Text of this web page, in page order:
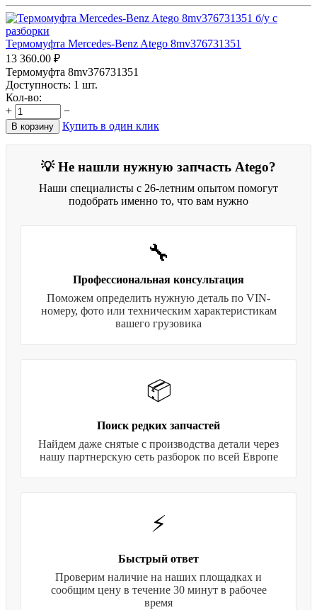
Термомуфта Mercedes-Benz Atego 8mv376731351
13 360.00 ₽
Термомуфта 8mv376731351
Доступность: 1 шт.
Кол-во:
+
−
В корзину Купить в один клик
💡 Не нашли нужную запчасть Atego?
Наши специалисты с 26-летним опытом помогут
подобрать именно то, что вам нужно
🔧
Профессиональная консультация
Поможем определить нужную деталь по VIN-
номеру, фото или техническим характеристикам
вашего грузовика
📦
Поиск редких запчастей
Найдем даже снятые с производства детали через
нашу партнерскую сеть разборок по всей Европе
⚡
Быстрый ответ
Проверим наличие на наших площадках и
сообщим цену в течение 30 минут в рабочее
время